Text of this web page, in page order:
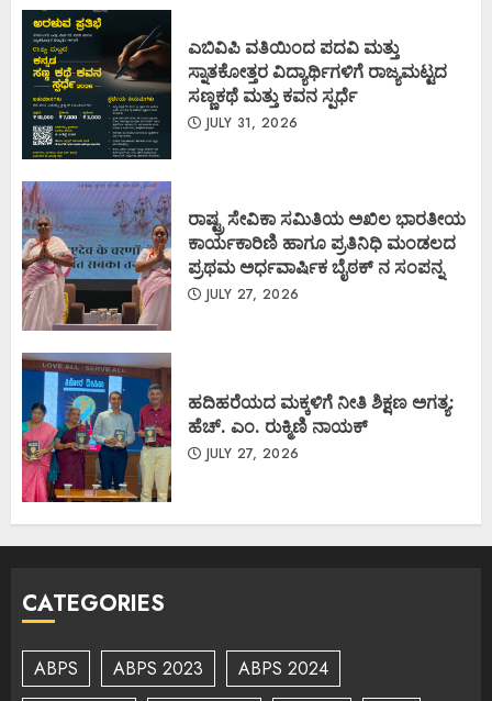
ಎಬಿವಿಪಿ ವತಿಯಿಂದ ಪದವಿ ಮತ್ತು
ಸ್ನಾತಕೋತ್ತರ ವಿದ್ಯಾರ್ಥಿಗಳಿಗೆ ರಾಜ್ಯಮಟ್ಟದ
ಸಣ್ಣಕಥೆ ಮತ್ತು ಕವನ ಸ್ಪರ್ಧೆ
JULY 31, 2026
ರಾಷ್ಟ್ರ ಸೇವಿಕಾ ಸಮಿತಿಯ ಅಖಿಲ ಭಾರತೀಯ
ಕಾರ್ಯಕಾರಿಣಿ ಹಾಗೂ ಪ್ರತಿನಿಧಿ ಮಂಡಲದ
ಪ್ರಥಮ ಅರ್ಧವಾರ್ಷಿಕ ಬೈಠಕ್ ನ ಸಂಪನ್ನ
JULY 27, 2026
ಹದಿಹರೆಯದ ಮಕ್ಕಳಿಗೆ ನೀತಿ ಶಿಕ್ಷಣ ಅಗತ್ಯ:
ಹೆಚ್. ಎಂ. ರುಕ್ಮಿಣಿ ನಾಯಕ್
JULY 27, 2026
CATEGORIES
ABPS ABPS 2023
ABPS 2024